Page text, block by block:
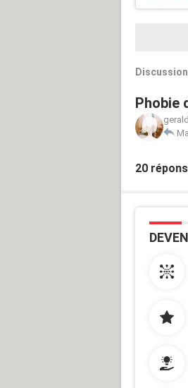
Phobie
20